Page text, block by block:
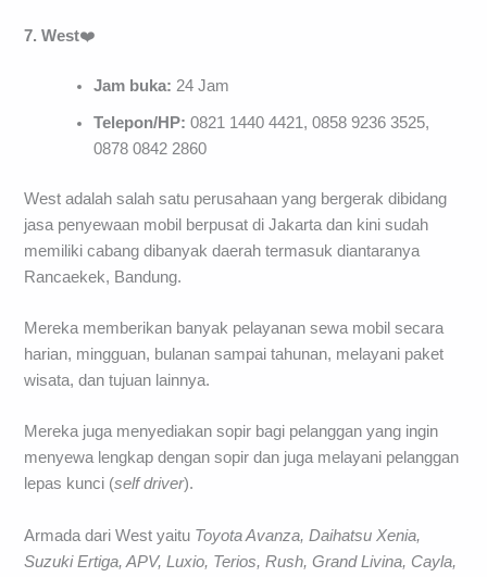
7. West❤️
Jam buka: 24 Jam
Telepon/HP:0821 1440 4421, 0858 9236 3525,
0878 0842 2860
West adalah salah satu perusahaan yang bergerak dibidang
jasa penyewaan mobil berpusat di Jakarta dan kini sudah
memiliki cabang dibanyak daerah termasuk diantaranya
Rancaekek, Bandung.
Mereka memberikan banyak pelayanan sewa mobil secara
harian, mingguan, bulanan sampai tahunan, melayani paket
wisata, dan tujuan lainnya.
Mereka juga menyediakan sopir bagi pelanggan yang ingin
menyewa lengkap dengan sopir dan juga melayani pelanggan
lepas kunci (self driver).
Armada dari West yaitu Toyota Avanza, Daihatsu Xenia,
Suzuki Ertiga, APV, Luxio, Terios, Rush, Grand Livina, Cayla,